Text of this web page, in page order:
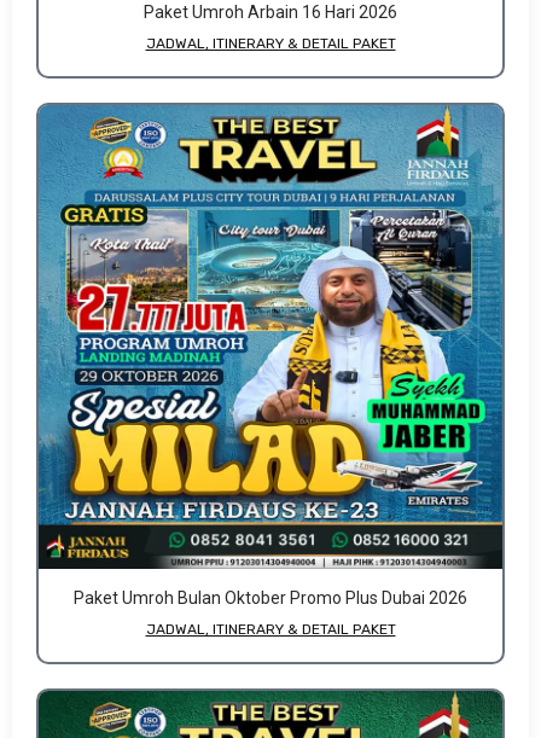
Paket Umroh Arbain 16 Hari 2026
JADWAL, ITINERARY & DETAIL PAKET
Paket Umroh Bulan Oktober Promo Plus Dubai 2026
JADWAL, ITINERARY & DETAIL PAKET